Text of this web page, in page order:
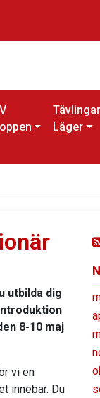
Läger
utbilda dig
8-10 maj
vi en
innebär. Du